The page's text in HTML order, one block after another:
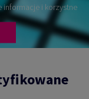
informacje i korzystne